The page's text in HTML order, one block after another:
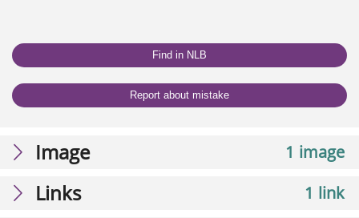
Find in NLB
Report about mistake
1 image
Image
1 link
Links